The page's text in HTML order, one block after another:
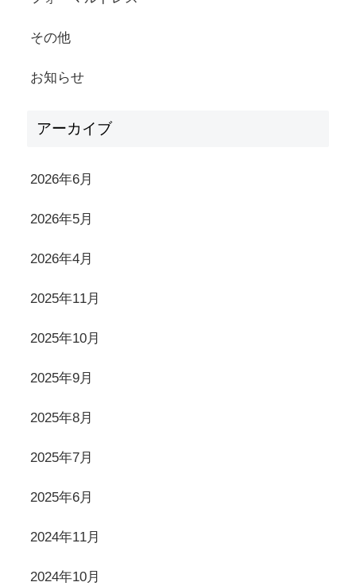
その他
お知らせ
アーカイブ
2026年6月
2026年5月
2026年4月
2025年11月
2025年10月
2025年9月
2025年8月
2025年7月
2025年6月
2024年11月
2024年10月